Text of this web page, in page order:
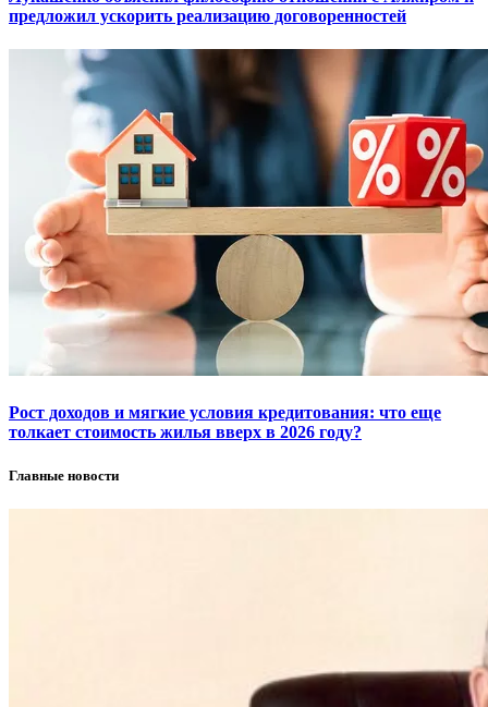
предложил ускорить реализацию договоренностей
Рост доходов и мягкие условия кредитования: что еще
толкает стоимость жилья вверх в 2026 году?
Главные новости